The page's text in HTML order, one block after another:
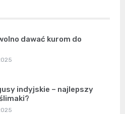
dawać kurom do
indyjskie – najlepszy